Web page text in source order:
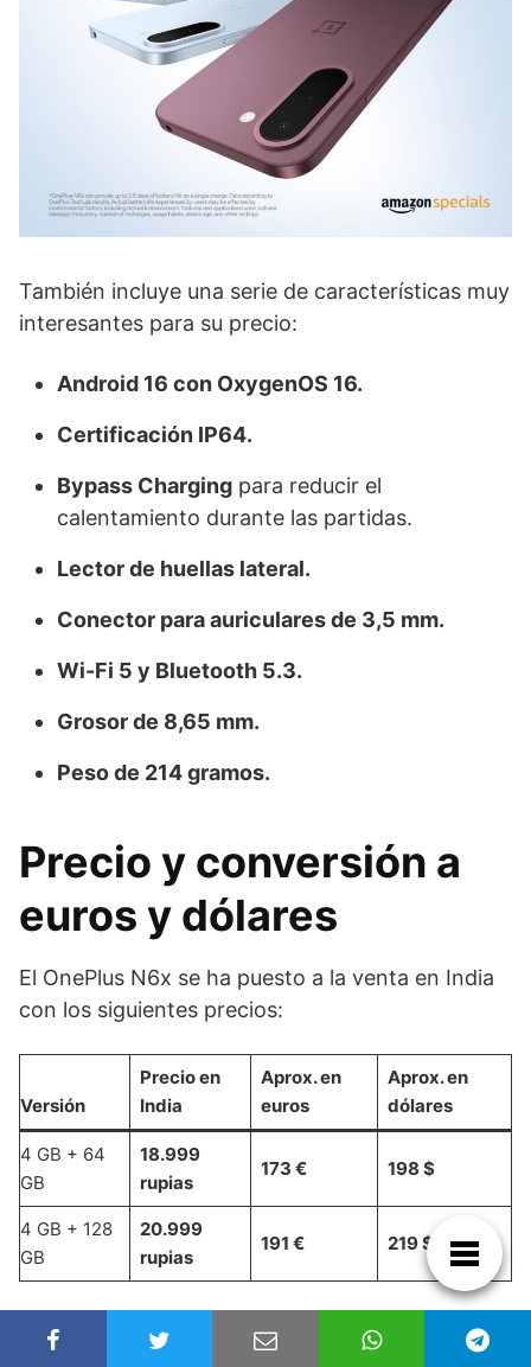
También incluye una serie de características muy
interesantes para su precio:
Android 16 con OxygenOS 16.
Certificación IP64.
Bypass Charging para reducir el
calentamiento durante las partidas.
Lector de huellas lateral.
Conector para auriculares de 3,5 mm.
Wi-Fi 5 y Bluetooth 5.3.
Grosor de 8,65 mm.
Peso de 214 gramos.
Precio y conversión a
euros y dólares
El OnePlus N6x se ha puesto a la venta en India
con los siguientes precios:
Versión
Precio en
India
Aprox. en
euros
Aprox. en
dólares
4 GB + 64
GB
18.999
rupias
173 € 198 $
4 GB + 128
GB
20.999
rupias
191 € 219 $
Las conversiones son aproximadas y pueden